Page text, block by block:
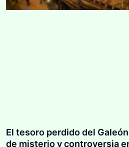
El tesoro perdido del
de misterio y controversia